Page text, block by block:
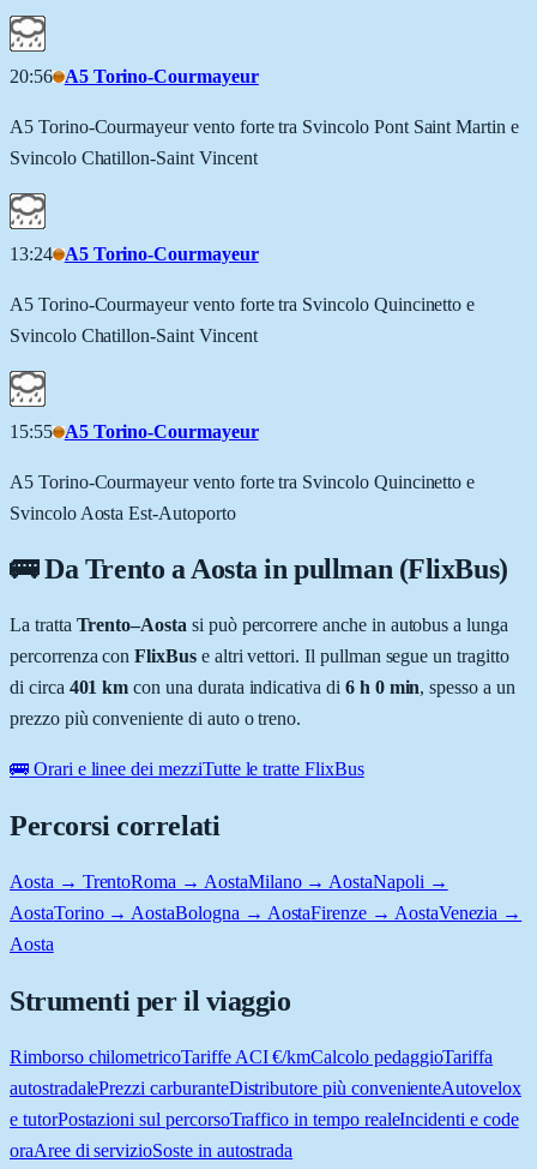
20:56 A5 Torino-Courmayeur
A5 Torino-Courmayeur vento forte tra Svincolo Pont Saint Martin e
Svincolo Chatillon-Saint Vincent
13:24 A5 Torino-Courmayeur
A5 Torino-Courmayeur vento forte tra Svincolo Quincinetto e
Svincolo Chatillon-Saint Vincent
15:55 A5 Torino-Courmayeur
A5 Torino-Courmayeur vento forte tra Svincolo Quincinetto e
Svincolo Aosta Est-Autoporto
🚌 DaTrento aAostain pullman (FlixBus)
La tratta Trento–Aosta si può percorrere anche in autobus a lunga
percorrenza conFlixBuse altri vettori. Il pullman segue un tragitto
di circa 401 km con una durata indicativa di 6 h 0 min, spesso a un
prezzo più conveniente di auto o treno.
🚌 Orari e linee dei mezziTutte le tratte FlixBus
Percorsi correlati
Aosta → TrentoRoma → AostaMilano → AostaNapoli →
AostaTorino → AostaBologna → AostaFirenze → AostaVenezia →
Aosta
Strumenti per il viaggio
Rimborso chilometricoTariffe ACI €/kmCalcolo pedaggioTariffa
autostradalePrezzi carburanteDistributore più convenienteAutovelox
e tutorPostazioni sul percorsoTraffico in tempo realeIncidenti e code
oraAree di servizioSoste in autostrada